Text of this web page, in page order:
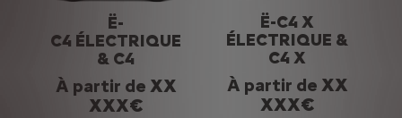
Ë-
C4 ÉLECTRIQUE
& C4
À partir de XX
XXX€
Ë-C4 X
ÉLECTRIQUE &
C4 X
À partir de XX
XXX€